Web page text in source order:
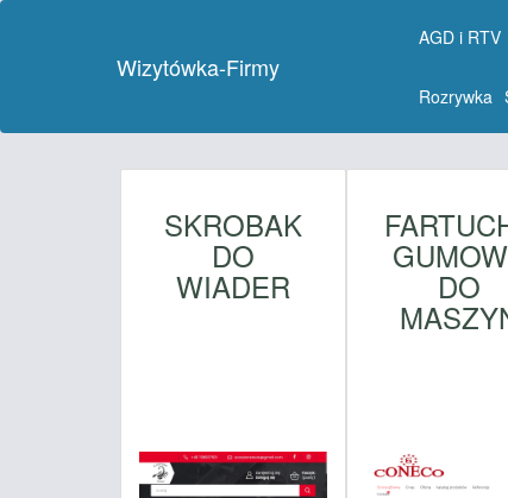
Wizytówka-Firmy
AGD i RTV
Rozrywka
SKROBAK
DO
WIADER DO